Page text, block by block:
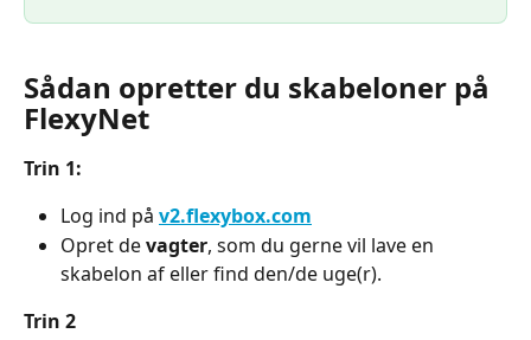
Sådan opretter du skabeloner på
FlexyNet
Trin 1:
Log ind på v2.flexybox.com
Opret de vagter, som du gerne vil lave en
skabelon af eller find den/de uge(r).
Trin 2